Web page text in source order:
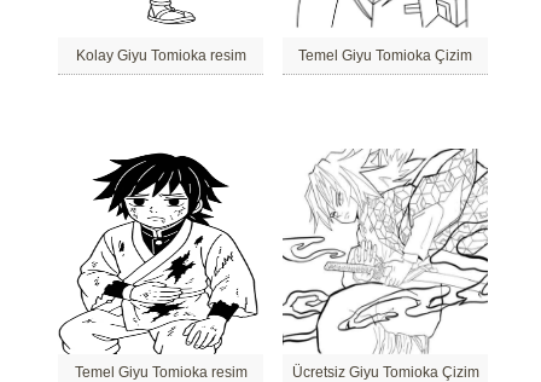
Kolay Giyu Tomioka resim Temel Giyu Tomioka Çizim
Temel Giyu Tomioka resim Ücretsiz Giyu Tomioka Çizim